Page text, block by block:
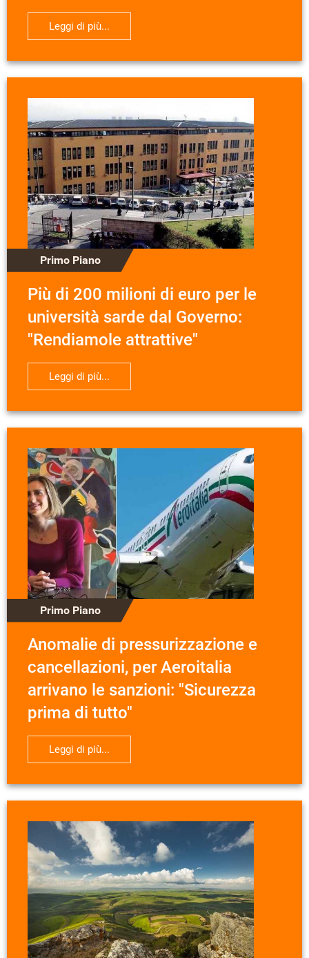
Leggi di più...
Primo Piano
Più di 200 milioni di euro per le
università sarde dal Governo:
"Rendiamole attrattive"
Leggi di più...
Primo Piano
Anomalie di pressurizzazione e
cancellazioni, per Aeroitalia
arrivano le sanzioni: "Sicurezza
prima di tutto"
Leggi di più...